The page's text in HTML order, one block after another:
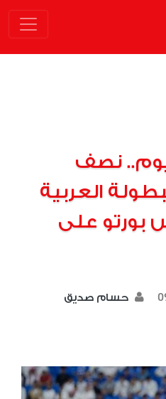
نصف
العربية
بورتو على
حسام صديق